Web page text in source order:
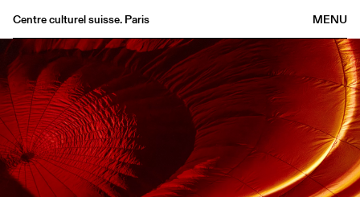
MENU
Centre culturel suisse. Paris
Agenda
Librairie
Buvette
Archives
Médiathèque
Éditions